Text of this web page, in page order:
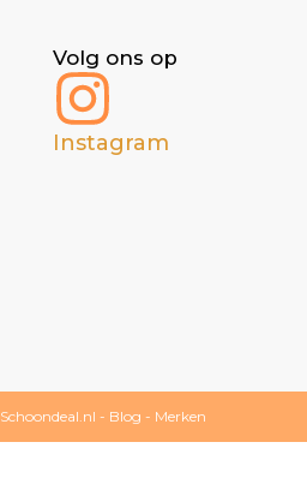
Volg ons op
Instagram
Schoondeal.nl - Blog - Merken